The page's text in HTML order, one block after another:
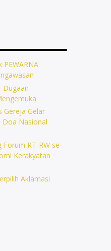
PEWARNA
Dugaan
Gereja Gelar
Nasional
Forum RT-RW se-
Kerakyatan
Aklamasi